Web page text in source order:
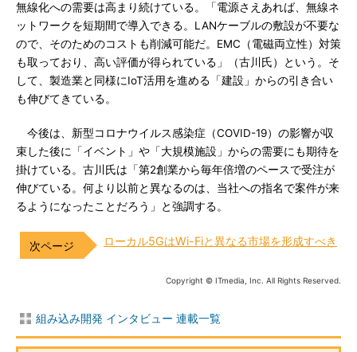
無線化への需要は高まり続けている。「電源さえあれば、無線ネ
ットワークを短期間で導入できる。LANケーブルの敷設が不要な
ので、そのためのコストも削減可能だ。EMC（電磁両立性）対策
も取っており、高い評価が得られている」（古川氏）という。そ
して、製造業と同様にIoT活用を進める「建設」からの引き合い
も伸びてきている。
今後は、新型コロナウイルス感染症（COVID-19）の影響が収
束した後に「イベント」や「大規模施設」からの需要にも期待を
掛けている。古川氏は「第2創業から毎年倍増のペースで受注が
伸びている。何より以前と異なるのは、当社への指名で案件が来
るようになったことだろう」と強調する。
ローカル5GはWi-Fiと異なる市場を形成すべき
Copyright © ITmedia, Inc. All Rights Reserved.
組み込み開発 インタビュー 連載一覧